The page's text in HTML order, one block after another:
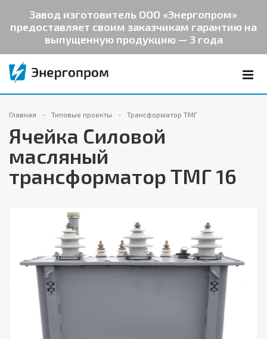
Завод изготовитель ООО «Энергопром»
предоставляет своим заказчикам гарантию на
выпущенную продукцию — 3 года
Главная Типовые проекты Трансформатор ТМГ
Ячейка Силовой
масляный
трансформатор ТМГ 16